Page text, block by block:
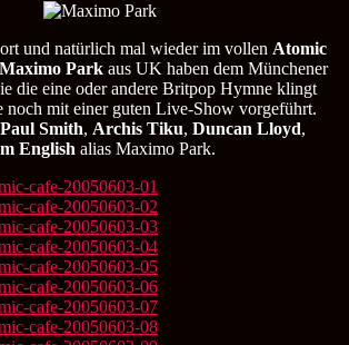
Cafe
München
und natürlich mal wieder im vollen Atomic
Maximo Park aus UK haben dem Münchener
die eine oder andere Britpop Hymne klingt
noch mit einer guten Live-Show vorgeführt.
Paul Smith, Archis Tiku, Duncan Lloyd,
English alias Maximo Park.